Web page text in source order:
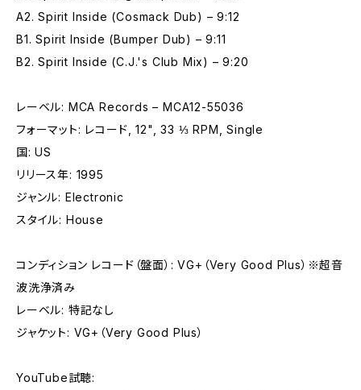
A2. Spirit Inside (Cosmack Dub) – 9:12
B1. Spirit Inside (Bumper Dub) – 9:11
B2. Spirit Inside (C.J.'s Club Mix) – 9:20
レーベル: MCA Records – MCA12-55036
フォーマット: レコード, 12", 33 ⅓ RPM, Single
国: US
リリース年: 1995
ジャンル: Electronic
スタイル: House
コンディション レコード（盤面）: VG+（Very Good Plus）※超音
波洗浄済み
レーベル: 特記なし
ジャケット: VG+（Very Good Plus）
YouTube試聴: